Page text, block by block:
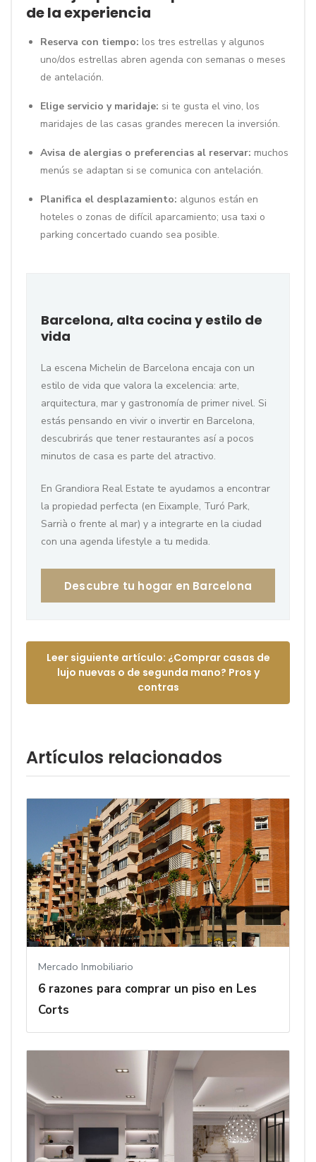
de la experiencia
Reserva con tiempo: los tres estrellas y algunos
uno/dos estrellas abren agenda con semanas o meses
de antelación.
Elige servicio y maridaje: si te gusta el vino, los
maridajes de las casas grandes merecen la inversión.
Avisa de alergias o preferencias al reservar: muchos
menús se adaptan si se comunica con antelación.
Planifica el desplazamiento: algunos están en
hoteles o zonas de difícil aparcamiento; usa taxi o
parking concertado cuando sea posible.
Barcelona, alta cocina y estilo de
vida
La escena Michelin de Barcelona encaja con un
estilo de vida que valora la excelencia: arte,
arquitectura, mar y gastronomía de primer nivel. Si
estás pensando en vivir o invertir en Barcelona,
descubrirás que tener restaurantes así a pocos
minutos de casa es parte del atractivo.
En Grandiora Real Estate te ayudamos a encontrar
la propiedad perfecta (en Eixample, Turó Park,
Sarrià o frente al mar) y a integrarte en la ciudad
con una agenda lifestyle a tu medida.
Descubre tu hogar en Barcelona
Leer siguiente artículo: ¿Comprar casas de
lujo nuevas o de segunda mano? Pros y
contras
Artículos relacionados
Mercado Inmobiliario
6 razones para comprar un piso en Les
Corts